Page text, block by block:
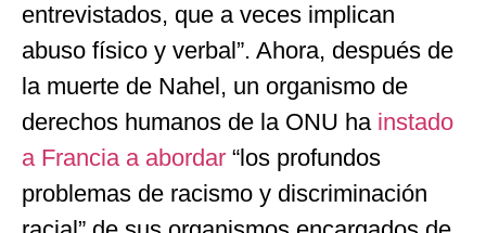
entrevistados, que a veces implican
abuso físico y verbal”. Ahora, después de
la muerte de Nahel, un organismo de
derechos humanos de la ONU ha instado
a Francia a abordar “los profundos
problemas de racismo y discriminación